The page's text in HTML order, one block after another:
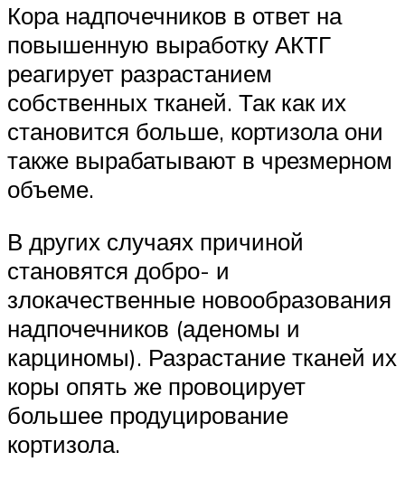
Кора надпочечников в ответ на
повышенную выработку АКТГ
реагирует разрастанием
собственных тканей. Так как их
становится больше, кортизола они
также вырабатывают в чрезмерном
объеме.
В других случаях причиной
становятся добро- и
злокачественные новообразования
надпочечников (аденомы и
карциномы). Разрастание тканей их
коры опять же провоцирует
большее продуцирование
кортизола.